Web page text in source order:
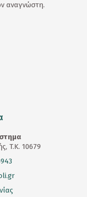
αναγνώστη.
T.K. 10679